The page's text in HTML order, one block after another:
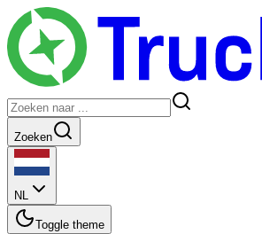
Zoeken
NL
Toggle theme